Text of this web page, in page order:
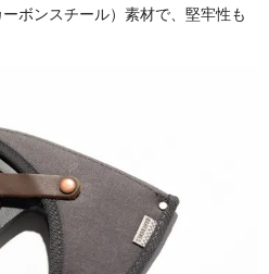
ボンスチール）素材で、堅牢性も